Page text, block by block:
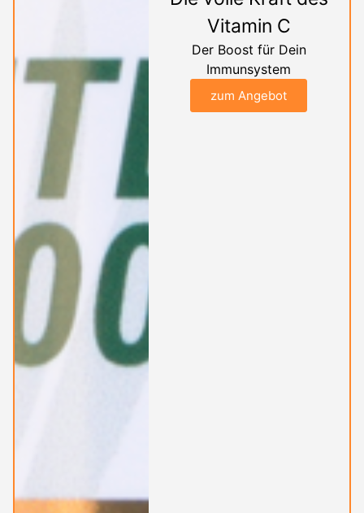
Vitamin C
Der Boost für Dein
Immunsystem
zum Angebot